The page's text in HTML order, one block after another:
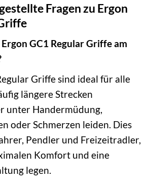
Fragen zu Ergon
GC1 Regular Griffe am
Griffe sind ideal für alle
längere Strecken
unter Handermüdung,
oder Schmerzen leiden. Dies
Pendler und Freizeitradler,
Komfort und eine
legen.